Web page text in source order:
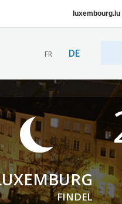
luxembourg.lu
FR DE
FINDEL